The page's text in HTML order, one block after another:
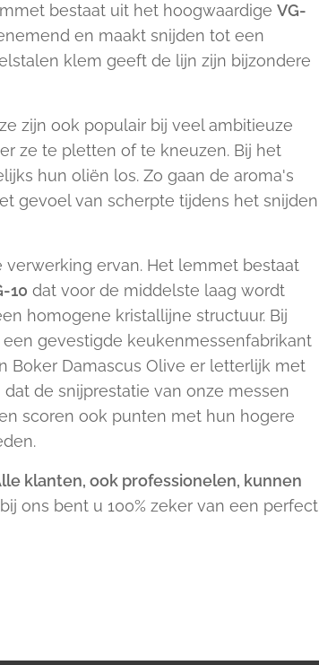
bestaat uit het hoogwaardige VG-
en maakt snijden tot een
klem geeft de lijn zijn bijzondere
zijn ook populair bij veel ambitieuze
ze te pletten of te kneuzen. Bij het
hun oliën los. Zo gaan de aroma's
gevoel van scherpte tijdens het snijden
ervan. Het lemmet bestaat
10 dat voor de middelste laag wordt
homogene kristallijne structuur. Bij
gevestigde keukenmessenfabrikant
Boker Damascus Olive er letterlijk met
de snijprestatie van onze messen
scoren ook punten met hun hogere
klanten, ook professionelen, kunnen
ons bent u 100% zeker van een perfect